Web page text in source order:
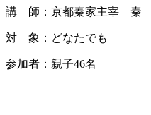
講 師：京都秦家主宰
対 象：どなたでも
参加者：親子46名